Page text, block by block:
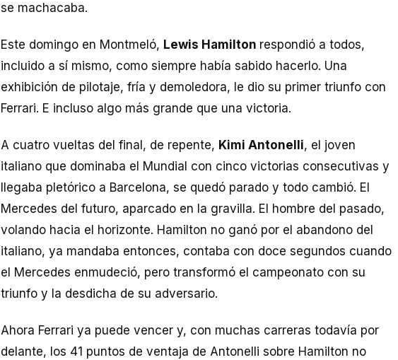
se machacaba.
Este domingo en Montmeló, Lewis Hamilton respondió a todos,
incluido a sí mismo, como siempre había sabido hacerlo. Una
exhibición de pilotaje, fría y demoledora, le dio su primer triunfo con
Ferrari. E incluso algo más grande que una victoria.
A cuatro vueltas del final, de repente, Kimi Antonelli, el joven
italiano que dominaba el Mundial con cinco victorias consecutivas y
llegaba pletórico a Barcelona, se quedó parado y todo cambió. El
Mercedes del futuro, aparcado en la gravilla. El hombre del pasado,
volando hacia el horizonte. Hamilton no ganó por el abandono del
italiano, ya mandaba entonces, contaba con doce segundos cuando
el Mercedes enmudeció, pero transformó el campeonato con su
triunfo y la desdicha de su adversario.
Ahora Ferrari ya puede vencer y, con muchas carreras todavía por
delante, los 41 puntos de ventaja de Antonelli sobre Hamilton no